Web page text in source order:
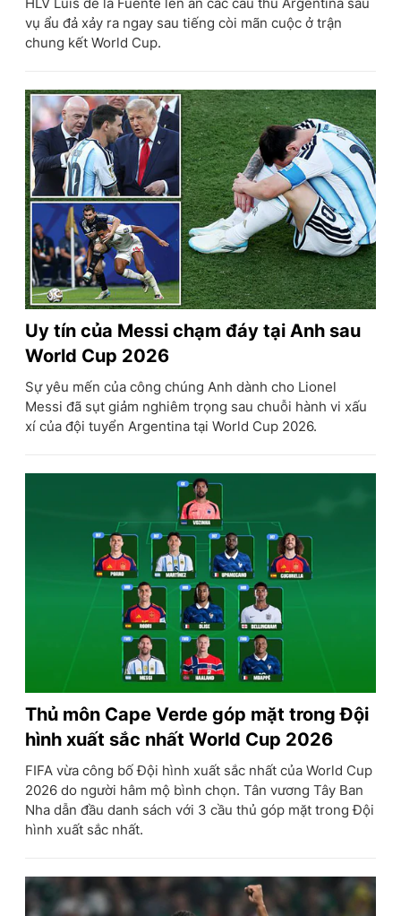
vụ ẩu đả xảy ra ngay sau tiếng còi mãn cuộc ở trận
chung kết World Cup.
Uy tín của Messi chạm đáy tại Anh sau
World Cup 2026
Sự yêu mến của công chúng Anh dành cho Lionel
Messi đã sụt giảm nghiêm trọng sau chuỗi hành vi xấu
xí của đội tuyển Argentina tại World Cup 2026.
Thủ môn Cape Verde góp mặt trong Đội
hình xuất sắc nhất World Cup 2026
FIFA vừa công bố Đội hình xuất sắc nhất của World Cup
2026 do người hâm mộ bình chọn. Tân vương Tây Ban
Nha dẫn đầu danh sách với 3 cầu thủ góp mặt trong Đội
hình xuất sắc nhất.